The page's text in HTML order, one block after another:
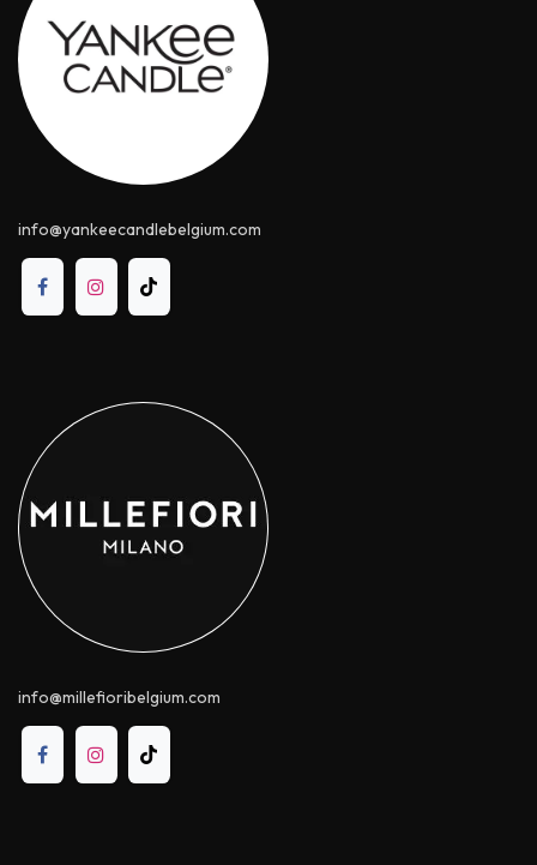
info@yankeecandle​belgium.com
info@millefioribelgium.com